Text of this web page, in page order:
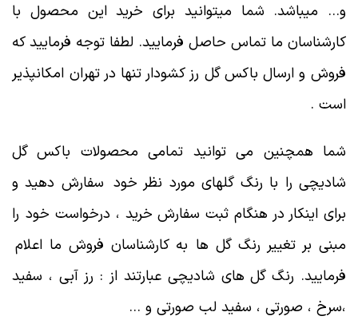
و… میباشد. شما میتوانید برای خرید این محصول با
کارشناسان ما تماس حاصل فرمایید. لطفا توجه فرمایید که
فروش و ارسال باکس گل رز کشودار تنها در تهران امکانپذیر
است .
شما همچنین می توانید تمامی محصولات باکس گل
شادیچی را با رنگ گلهای مورد نظر خود سفارش دهید و
برای اینکار در هنگام ثبت سفارش خرید ، درخواست خود را
مبنی بر تغییر رنگ گل ها به کارشناسان فروش ما اعلام
فرمایید. رنگ گل های شادیچی عبارتند از : رز آبی ، سفید
،سرخ ، صورتی ، سفید لب صورتی و …